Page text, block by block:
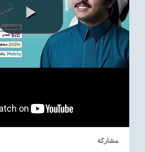
Sudani tones
مشاركة